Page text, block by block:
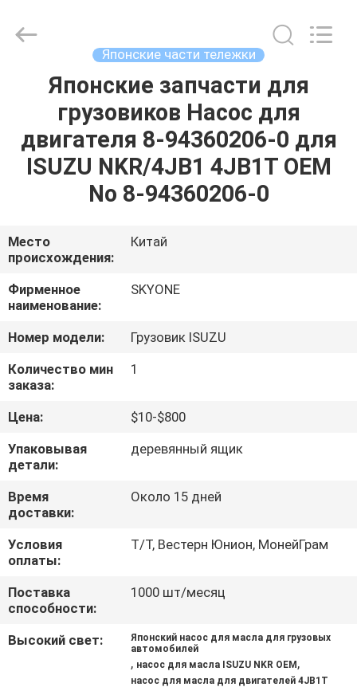
ДОМ
ПРОДУКТЫ
ПУТЕШЕСТВИЕ
ФАБРИКИ
ПРОВЕРКА
КАЧЕСТВА
СВЯЖИТЕСЬ
МЫ
НОВОСТИ
СПРОСИТЕ
КАРТА
Японские части тележки
Японские запчасти для
грузовиков Насос для
двигателя 8-94360206-0 для
ISUZU NKR/4JB1 4JB1T OEM
No 8-94360206-0
Место
происхождения:
Китай
Фирменное
наименование:
SKYONE
Номер модели:
Грузовик ISUZU
Количество мин
заказа:
1
Цена:
$10-$800
Упаковывая
детали:
деревянный ящик
Время
доставки:
Около 15 дней
Условия
оплаты:
Т/Т, Вестерн Юнион, МонейГрам
Поставка
способности:
1000 шт/месяц
Высокий свет:
Японский насос для масла для грузовых
автомобилей
, насос для масла ISUZU NKR OEM ,
насос для масла для двигателей 4JB1T